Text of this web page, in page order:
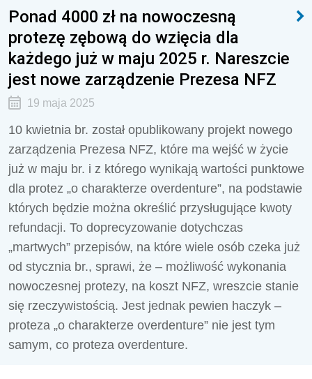
Ponad 4000 zł na nowoczesną
protezę zębową do wzięcia dla
każdego już w maju 2025 r. Nareszcie
jest nowe zarządzenie Prezesa NFZ
19 maja 2025
10 kwietnia br. został opublikowany projekt nowego
zarządzenia Prezesa NFZ, które ma wejść w życie
już w maju br. i z którego wynikają wartości punktowe
dla protez „o charakterze overdenture”, na podstawie
których będzie można określić przysługujące kwoty
refundacji. To doprecyzowanie dotychczas
„martwych” przepisów, na które wiele osób czeka już
od stycznia br., sprawi, że – możliwość wykonania
nowoczesnej protezy, na koszt NFZ, wreszcie stanie
się rzeczywistością. Jest jednak pewien haczyk –
proteza „o charakterze overdenture” nie jest tym
samym, co proteza overdenture.